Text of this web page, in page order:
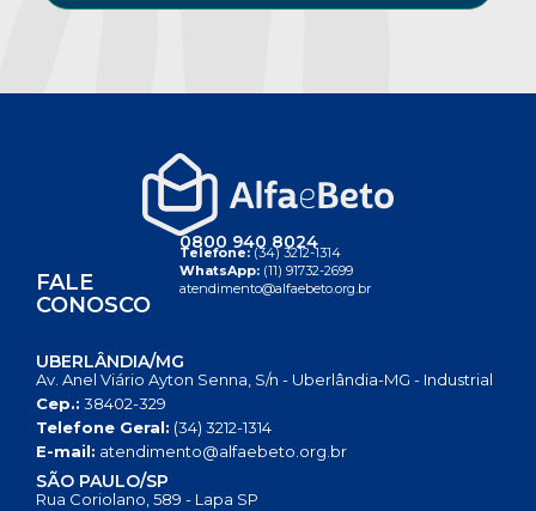
FALE
CONOSCO
0800 940 8024
Telefone:(34) 3212-1314
WhatsApp: (11) 91732-2699
atendimento@alfaebeto.org.br
UBERLÂNDIA/MG
Av. Anel Viário Ayton Senna, S/n - Uberlândia-MG - Industrial
Cep.: 38402-329
Telefone Geral: (34) 3212-1314
E-mail: atendimento@alfaebeto.org.br
SÃO PAULO/SP
Rua Coriolano, 589 - Lapa SP